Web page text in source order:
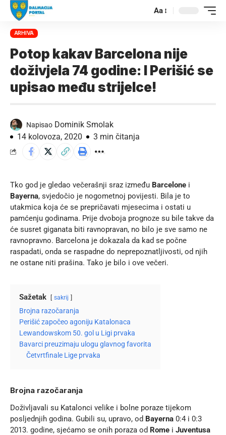
Aa
ARHIVA
Potop kakav Barcelona nije
doživjela 74 godine: I Perišić se
upisao među strijelce!
Napisao Dominik Smolak
14 kolovoza, 2020
3 min čitanja
Tko god je gledao večerašnji sraz između Barcelone i
Bayerna, svjedočio je nogometnoj povijesti. Bila je to
utakmica koja će se prepričavati mjesecima i ostati u
pamćenju godinama. Prije dvoboja prognoze su bile takve da
će susret giganata biti ravnopravan, no bilo je sve samo ne
ravnopravno. Barcelona je dokazala da kad se počne
raspadati, onda se raspadne do neprepoznatljivosti, od njih
ne ostane niti prašina. Tako je bilo i ove večeri.
Sažetak sakrij
Brojna razočaranja
Perišić započeo agoniju Katalonaca
Lewandowskom 50. gol u Ligi prvaka
Bavarci preuzimaju ulogu glavnog favorita
Četvrtfinale Lige prvaka
Brojna razočaranja
Doživljavali su Katalonci velike i bolne poraze tijekom
posljednjih godina. Gubili su, upravo, od Bayerna 0:4 i 0:3
2013. godine, sjećamo se onih poraza od Rome i Juventusa